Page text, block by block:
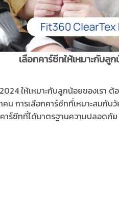
เลือกคาร์ซีทให้เหมาะกับ
ให้เหมาะกับลูกน้อยของเร
ารเลือกคาร์ซีทที่เหมาะสมกับวั
าร์ซีทที่ได้มาตรฐานความปลอดภั